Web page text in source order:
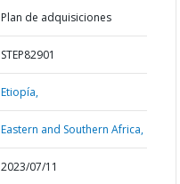
Plan de adquisiciones
STEP82901
Etiopía,
Eastern and Southern Africa,
2023/07/11